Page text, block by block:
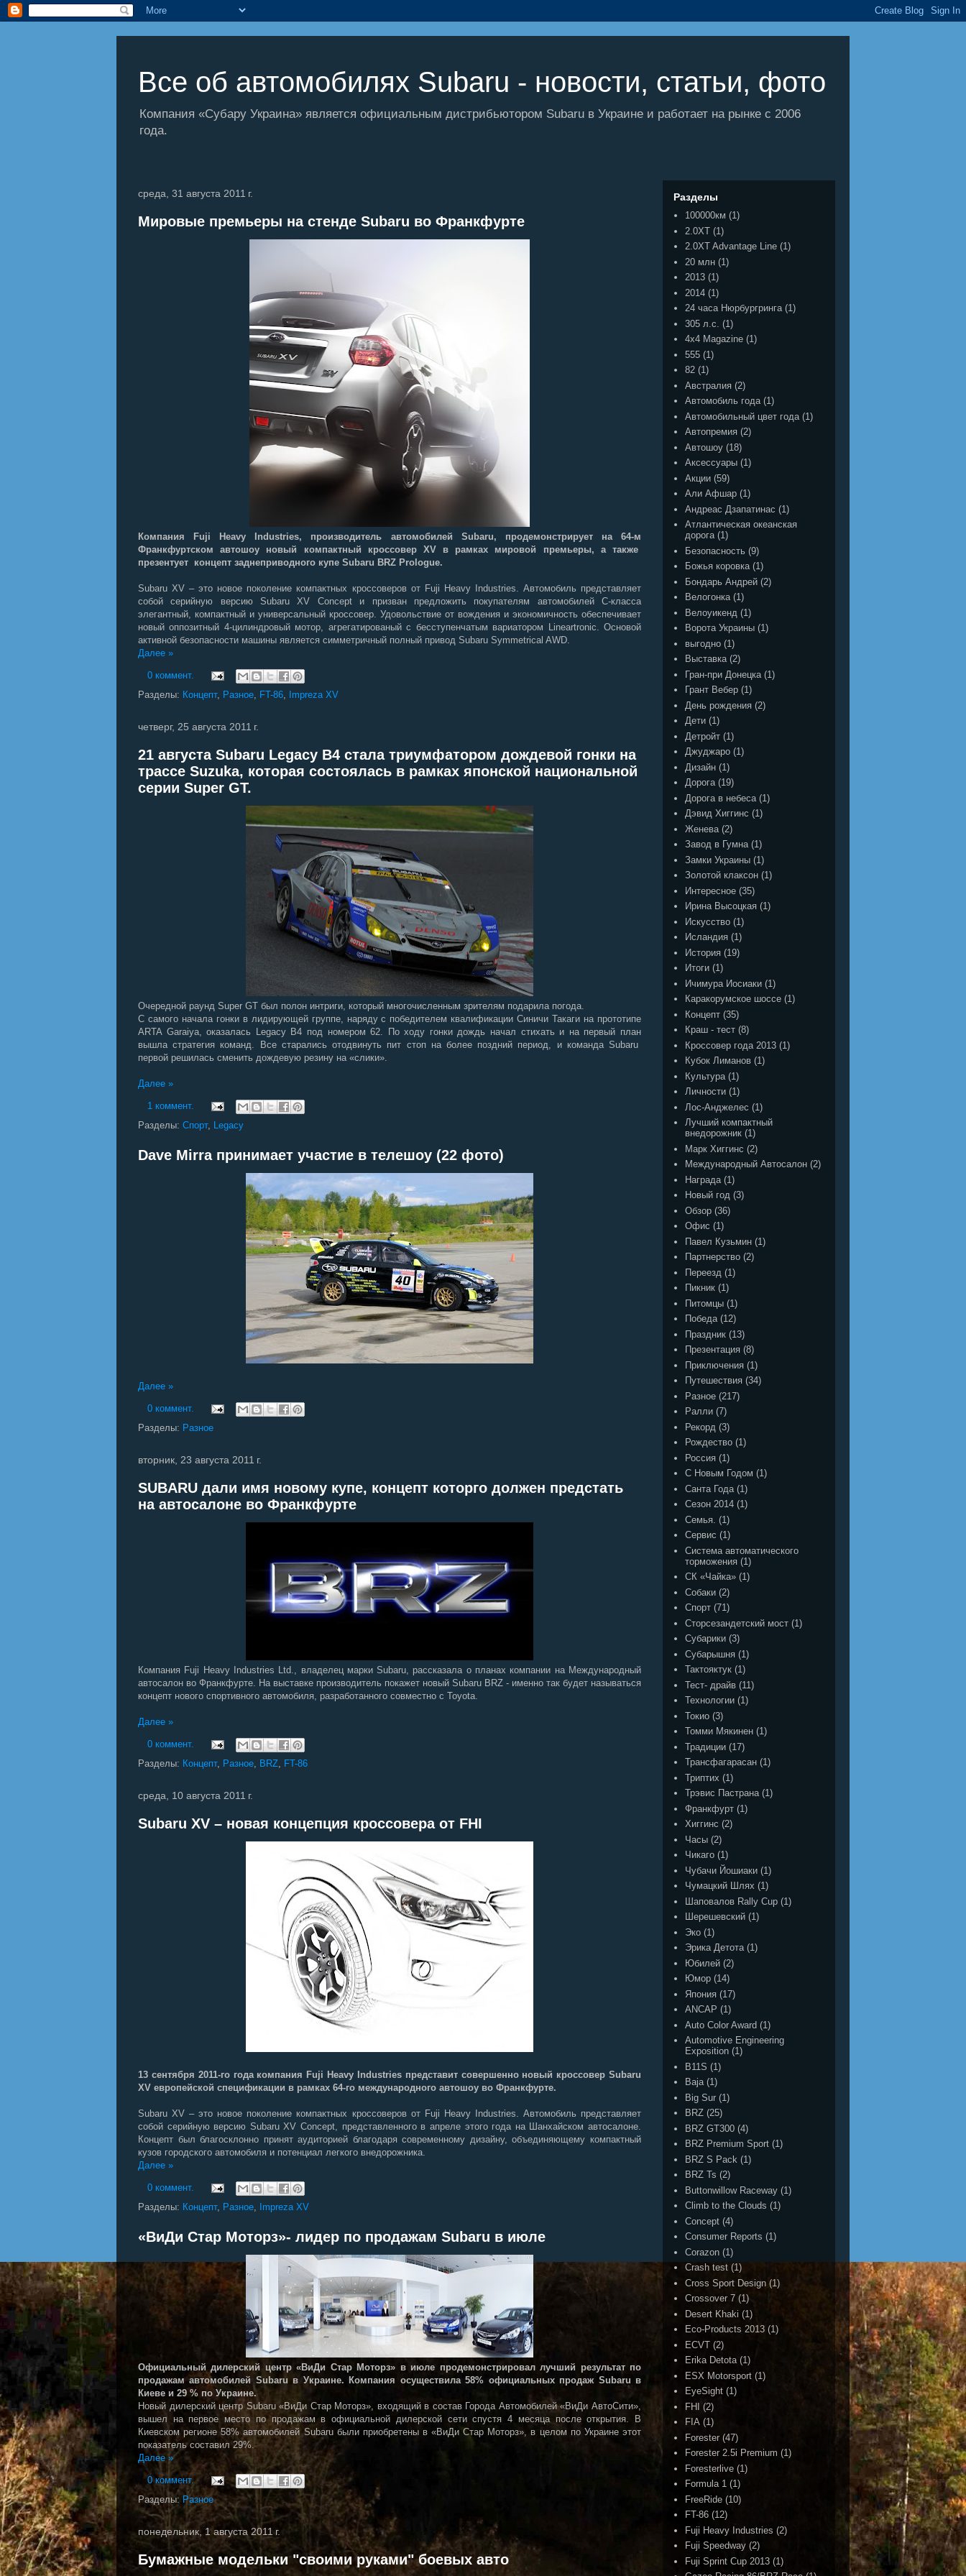
Все об автомобилях Subaru - новости, статьи, фото
Компания «Субару Украина» является официальным дистрибьютором Subaru в Украине и работает на рынке с 2006
года.
среда, 31 августа 2011 г.
Мировые премьеры на стенде Subaru во Франкфурте
Компания Fuji Heavy Industries, производитель автомобилей Subaru, продемонстрирует на 64-м
Франкфуртском автошоу новый компактный кроссовер XV в рамках мировой премьеры, а также
презентует концепт заднеприводного купе Subaru BRZ Prologue.
Subaru XV – это новое поколение компактных кроссоверов от Fuji Heavy Industries. Автомобиль представляет
собой серийную версию Subaru XV Concept и призван предложить покупателям автомобилей С-класса
элегантный, компактный и универсальный кроссовер. Удовольствие от вождения и экономичность обеспечивает
новый оппозитный 4-цилиндровый мотор, агрегатированый с бесступенчатым вариатором Lineartronic. Основой
активной безопасности машины является симметричный полный привод Subaru Symmetrical AWD.
Далее »
0 коммент.
Разделы: Концепт, Разное, FT-86, Impreza XV
четверг, 25 августа 2011 г.
21 августа Subaru Legacy B4 стала триумфатором дождевой гонки на
трассе Suzuka, которая состоялась в рамках японской национальной
серии Super GT.
Очередной раунд Super GT был полон интриги, который многочисленным зрителям подарила погода.
С самого начала гонки в лидирующей группе, наряду с победителем квалификации Синичи Такаги на прототипе
ARTA Garaiya, оказалась Legacy B4 под номером 62. По ходу гонки дождь начал стихать и на первый план
вышла стратегия команд. Все старались отодвинуть пит стоп на более поздний период, и команда Subaru
первой решилась сменить дождевую резину на «слики».
Далее »
1 коммент.
Разделы: Спорт, Legacy
Dave Mirra принимает участие в телешоу (22 фото)
Далее »
0 коммент.
Разделы: Разное
вторник, 23 августа 2011 г.
SUBARU дали имя новому купе, концепт которго должен предстать
на автосалоне во Франкфурте
Компания Fuji Heavy Industries Ltd., владелец марки Subaru, рассказала о планах компании на Международный
автосалон во Франкфурте. На выставке производитель покажет новый Subaru BRZ - именно так будет называться
концепт нового спортивного автомобиля, разработанного совместно с Toyota.
Далее »
0 коммент.
Разделы: Концепт, Разное, BRZ, FT-86
среда, 10 августа 2011 г.
Subaru XV – новая концепция кроссовера от FHI
13 сентября 2011-го года компания Fuji Heavy Industries представит совершенно новый кроссовер Subaru
XV европейской спецификации в рамках 64-го международного автошоу во Франкфурте.
Subaru XV – это новое поколение компактных кроссоверов от Fuji Heavy Industries. Автомобиль представляет
собой серийную версию Subaru XV Concept, представленного в апреле этого года на Шанхайском автосалоне.
Концепт был благосклонно принят аудиторией благодаря современному дизайну, объединяющему компактный
кузов городского автомобиля и потенциал легкого внедорожника.
Далее »
0 коммент.
Разделы: Концепт, Разное, Impreza XV
«ВиДи Стар Моторз»- лидер по продажам Subaru в июле
Официальный дилерский центр «ВиДи Стар Моторз» в июле продемонстрировал лучший результат по
продажам автомобилей Subaru в Украине. Компания осуществила 58% официальных продаж Subaru в
Киеве и 29 % по Украине.
Новый дилерский центр Subaru «ВиДи Стар Моторз», входящий в состав Города Автомобилей «ВиДи АвтоСити»,
вышел на первое место по продажам в официальной дилерской сети спустя 4 месяца после открытия. В
Киевском регионе 58% автомобилей Subaru были приобретены в «ВиДи Стар Моторз», в целом по Украине этот
показатель составил 29%.
Далее »
0 коммент.
Разделы: Разное
понедельник, 1 августа 2011 г.
Бумажные модельки "своими руками" боевых авто
Разделы
100000км (1)
2.0XT (1)
2.0XT Advantage Line (1)
20 млн (1)
2013 (1)
2014 (1)
24 часа Нюрбургринга (1)
305 л.с.
(1)
4x4 Magazine (1)
555 (1)
82 (1)
Австралия (2)
Автомобиль года (1)
Автомобильный цвет года (1)
Автопремия (2)
Автошоу (18)
Аксессуары (1)
Акции (59)
Али Афшар (1)
Андреас Дзапатинас (1)
Атлантическая океанская
дорога (1)
Безопасность (9)
Божья коровка (1)
Бондарь Андрей (2)
Велогонка (1)
Велоуикенд (1)
Ворота Украины (1)
выгодно (1)
Выставка (2)
Гран-при Донецка (1)
Грант Вебер (1)
День рождения (2)
Дети (1)
Детройт (1)
Джуджаро (1)
Дизайн (1)
Дорога (19)
Дорога в небеса (1)
Дэвид Хиггинс (1)
Женева (2)
Завод в Гумна (1)
Замки Украины (1)
Золотой клаксон (1)
Интересное (35)
Ирина Высоцкая (1)
Искусство (1)
Исландия (1)
История (19)
Итоги (1)
Ичимура Иосиаки (1)
Каракорумское шоссе (1)
Концепт (35)
Краш - тест (8)
Кроссовер года 2013 (1)
Кубок Лиманов (1)
Культура (1)
Личности (1)
Лос-Анджелес (1)
Лучший компактный
внедорожник (1)
Марк Хиггинс (2)
Международный Автосалон (2)
Награда (1)
Новый год (3)
Обзор (36)
Офис (1)
Павел Кузьмин (1)
Партнерство (2)
Переезд (1)
Пикник (1)
Питомцы (1)
Победа (12)
Праздник (13)
Презентация (8)
Приключения (1)
Путешествия (34)
Разное (217)
Ралли (7)
Рекорд (3)
Рождество (1)
Россия (1)
С Новым Годом (1)
Санта Года (1)
Сезон 2014 (1)
Семья. (1)
Сервис (1)
Система автоматического
торможения (1)
СК «Чайка» (1)
Собаки (2)
Спорт (71)
Сторсезандетский мост (1)
Субарики (3)
Субарышня (1)
Тактояктук (1)
Тест- драйв (11)
Технологии (1)
Токио (3)
Томми Мякинен (1)
Традиции (17)
Трансфагарасан (1)
Триптих (1)
Трэвис Пастрана (1)
Франкфурт (1)
Хиггинс (2)
Часы (2)
Чикаго (1)
Чубачи Йошиаки (1)
Чумацкий Шлях (1)
Шаповалов Rally Cup (1)
Шерешевский (1)
Эко (1)
Эрика Детота (1)
Юбилей (2)
Юмор (14)
Япония (17)
ANCAP (1)
Auto Color Award (1)
Automotive Engineering
Exposition (1)
B11S (1)
Baja (1)
Big Sur (1)
BRZ (25)
BRZ GT300 (4)
BRZ Premium Sport (1)
BRZ S Pack (1)
BRZ Ts (2)
Buttonwillow Raceway (1)
Climb to the Clouds (1)
Concept (4)
Consumer Reports (1)
Corazon (1)
Crash test (1)
Cross Sport Design (1)
Crossover 7 (1)
Desert Khaki (1)
Eco-Products 2013 (1)
ECVT (2)
Erika Detota (1)
ESX Motorsport (1)
EyeSight (1)
FHI
(2)
FIA (1)
Forester (47)
Forester 2.5i Premium (1)
Foresterlive (1)
Formula 1 (1)
FreeRide (10)
FT-86 (12)
Fuji Heavy Industries (2)
Fuji Speedway (2)
Fuji Sprint Cup 2013 (1)